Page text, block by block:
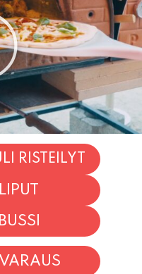
RISTEILYT